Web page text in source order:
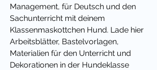
Management, für Deutsch und den
Sachunterricht mit deinem
Klassenmaskottchen Hund. Lade hier
Arbeitsblätter, Bastelvorlagen,
Materialien für den Unterricht und
Dekorationen in der Hundeklasse